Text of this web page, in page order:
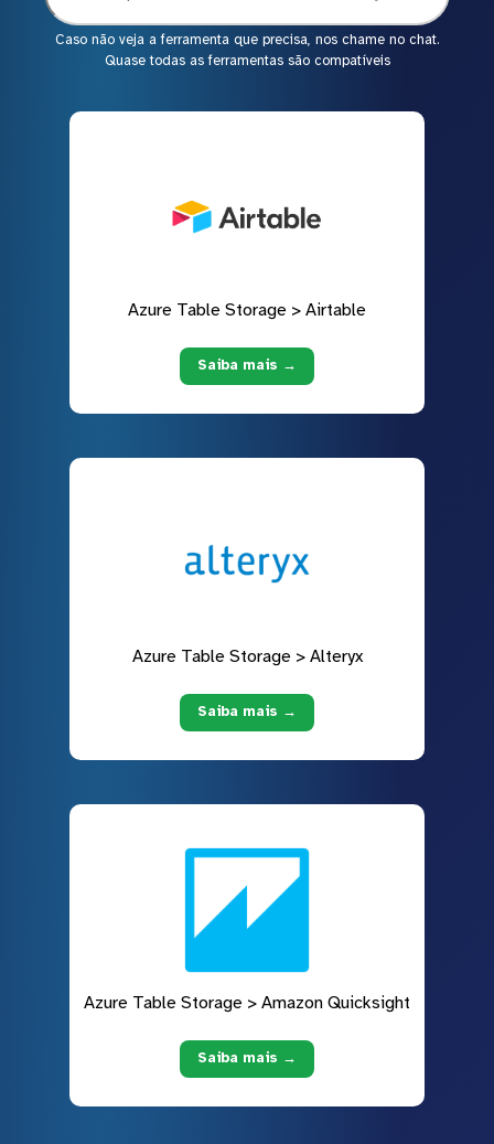
Caso não veja a ferramenta que precisa, nos chame no chat.
Quase todas as ferramentas são compatíveis
Azure Table Storage > Airtable
Saiba mais →
Azure Table Storage > Alteryx
Saiba mais →
Azure Table Storage > Amazon Quicksight
Saiba mais →